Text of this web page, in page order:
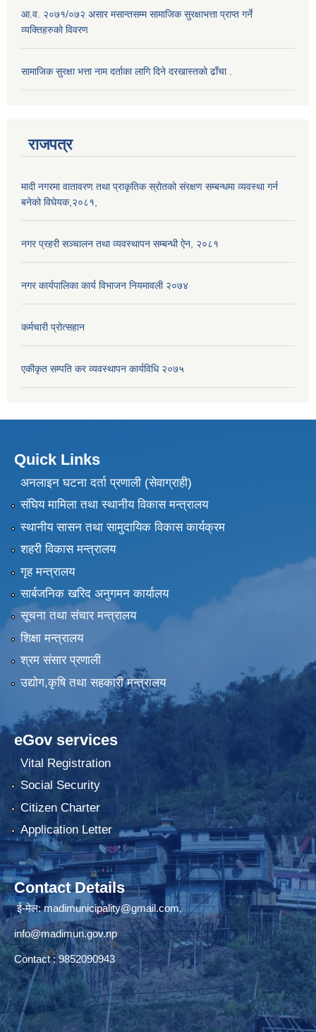
आ.व. २०७१/०७२ असार मसान्तसम्म सामाजिक सुरक्षाभत्ता प्राप्त गर्ने
व्यक्तिहरुको विवरण
सामाजिक सुरक्षा भत्ता नाम दर्ताका लागि दिने दरखास्तको ढाँचा .
राजपत्र
मादी नगरमा वातावरण तथा प्राकृतिक स्रोतको संरक्षण सम्बन्धमा व्यवस्था गर्न
बनेको विघेयक,२०८१,
नगर प्रहरी सञ्चालन तथा व्यवस्थापन सम्बन्धी ऐन, २०८१
नगर कार्यपालिका कार्य विभाजन नियमावली २०७४
कर्मचारी प्रोत्सहान
एकीकृत सम्पति कर व्यवस्थापन कार्यविधि २०७५
Quick Links
अनलाइन घटना दर्ता प्रणाली (सेवाग्राही)
संघिय मामिला तथा स्थानीय विकास मन्त्रालय
स्थानीय सासन तथा सामुदायिक विकास कार्यक्रम
शहरी विकास मन्त्रालय
गृह मन्त्रालय
सार्बजनिक खरिद अनुगमन कार्यालय
सूचना तथा संचार मन्त्रालय
शिक्षा मन्त्रालय
श्रम संसार प्रणाली
उद्योग,कृषि तथा सहकारी मन्त्रालय
eGov services
Vital Registration
Social Security
Citizen Charter
Application Letter
Contact Details
ई-मेल: madimunicipality@gmail.com,
info@madimun.gov.np
Contact : 9852090943